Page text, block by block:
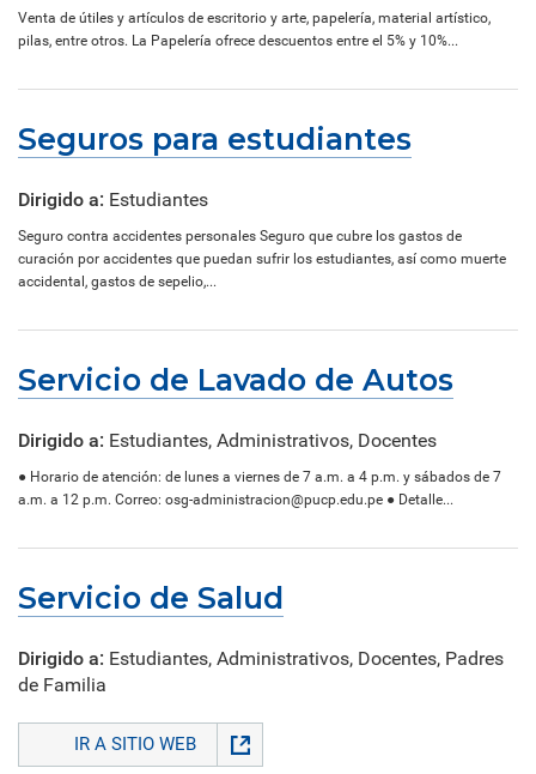
Venta de útiles y artículos de escritorio y arte, papelería, material artístico,
pilas, entre otros. La Papelería ofrece descuentos entre el 5% y 10%...
Seguros para estudiantes
Dirigido a: Estudiantes
Seguro contra accidentes personales Seguro que cubre los gastos de
curación por accidentes que puedan sufrir los estudiantes, así como muerte
accidental, gastos de sepelio,...
Servicio de Lavado de Autos
Dirigido a: Estudiantes, Administrativos, Docentes
● Horario de atención: de lunes a viernes de 7 a.m. a 4 p.m. y sábados de 7
a.m. a 12 p.m. Correo: osg-administracion@pucp.edu.pe ● Detalle...
Servicio de Salud
Dirigido a: Estudiantes, Administrativos, Docentes, Padres
de Familia
IR A SITIO WEB